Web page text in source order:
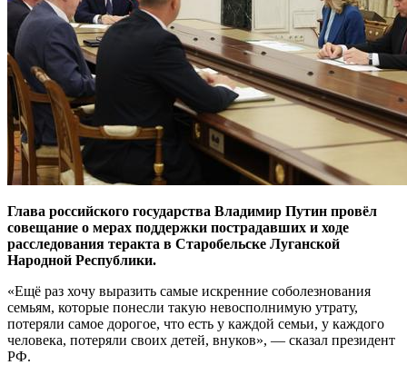
Глава российского государства Владимир Путин провёл
совещание о мерах поддержки пострадавших и ходе
расследования теракта в Старобельске Луганской
Народной Республики.
«Ещё раз хочу выразить самые искренние соболезнования
семьям, которые понесли такую невосполнимую утрату,
потеряли самое дорогое, что есть у каждой семьи, у каждого
человека, потеряли своих детей, внуков», — сказал президент
РФ.